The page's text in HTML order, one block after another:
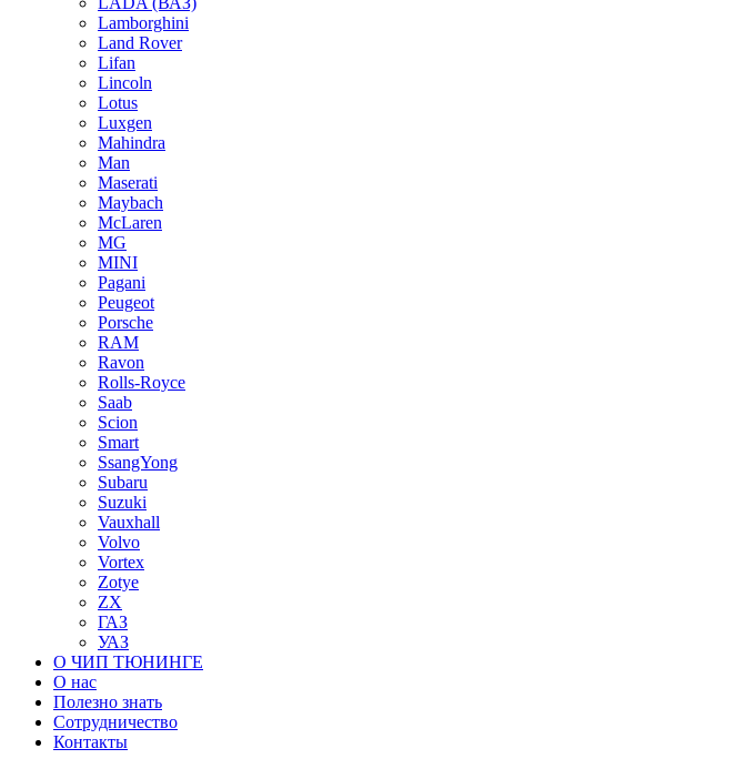
Lamborghini
Land Rover
Lifan
Lincoln
Lotus
Luxgen
Mahindra
Man
Maserati
Maybach
McLaren
MG
MINI
Pagani
Peugeot
Porsche
RAM
Ravon
Rolls-Royce
Saab
Scion
Smart
SsangYong
Subaru
Suzuki
Vauxhall
Volvo
Vortex
Zotye
ZX
ГАЗ
УАЗ
О ЧИП ТЮНИНГЕ
О нас
Полезно знать
Сотрудничество
Контакты